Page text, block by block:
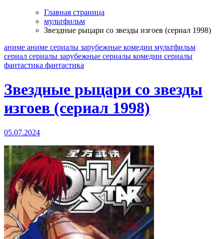
Главная страница
мультфильм
Звездные рыцари со звезды изгоев (сериал 1998)
аниме аниме сериалы зарубежные комедии мультфильм
сериал сериалы зарубежные сериалы комедии сериалы
фантастика фантастика
Звездные рыцари со звезды
изгоев (сериал 1998)
05.07.2024